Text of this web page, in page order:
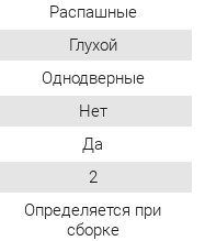
2
Определяется при
сборке
своим мнением.